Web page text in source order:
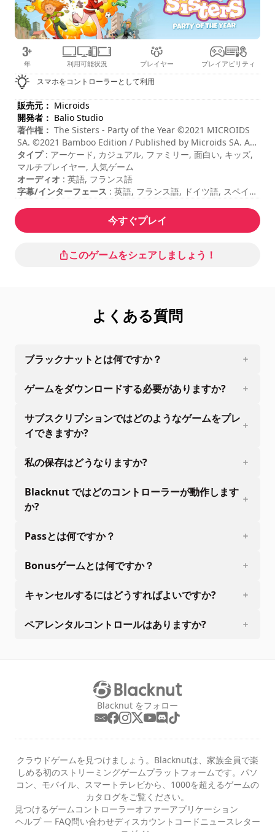
年 利用可能状況 プレイヤー プレイアビリティ
スマホをコントローラーとして利用
販売元： Microids
開発者： Balio Studio
著作権： The Sisters - Party of the Year ©2021 MICROIDS
SA. ©2021 Bamboo Edition / Published by Microids SA. All
right reserved. Developed by Balio Studio.
タイプ: アーケード, カジュアル, ファミリー, 面白い, キッズ,
マルチプレイヤー, 人気ゲーム
オーディオ : 英語, フランス語
字幕/インターフェース : 英語, フランス語, ドイツ語, スペイン
セッションの長さ
: 10 - 30 分
難易度
ヤー2～4名
今すぐプレイ
このゲームをシェアしましょう！
よくある質問
ブラックナットとは何ですか？
ゲームをダウンロードする必要がありますか?
サブスクリプションではどのようなゲームをプレ
イできますか?
私の保存はどうなりますか?
Blacknut ではどのコントローラーが動作します
か?
Passとは何ですか？
Bonusゲームとは何ですか？
キャンセルするにはどうすればよいですか?
ペアレンタルコントロールはありますか?
Blacknut をフォロー
クラウドゲームを見つけましょう。Blacknutは、家族全員で楽
しめる初のストリーミングゲームプラットフォームです。パソ
コン、モバイル、スマートテレビから、1000を超えるゲームの
カタログをご覧ください。
見つけるゲーム コントローラーオファーアプリケーション
ヘルプ — FAQ問い合わせディスカウントコード ニュースレター